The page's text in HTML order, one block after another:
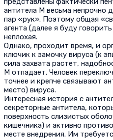
антитела М весьма непрочно
пар «рук». Поэтому общая
агента (далее я буду
неплохая.
Однако, проходит время, и
ключик к замочку вируса (к
сила захвата растет,
M отпадает. Человек
точнее и крепче связывают
место) вируса.
Интересная история с
секреторные антитела,
поверхность слизистых
кишечника) и активно
месте внедрения. Им